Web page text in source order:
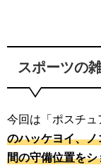
スポーツの
今回は「ポスチ
のハッケヨイ、
間の守備位置を